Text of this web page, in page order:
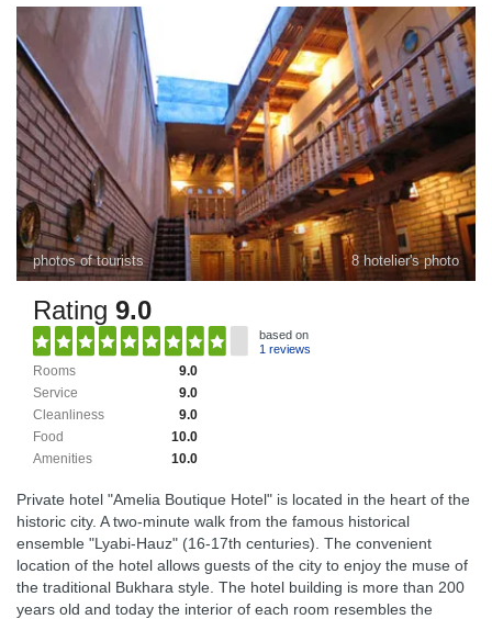
photos of tourists 8 hotelier's photo
Rating 9.0
based on
1 reviews
9.0
Rooms
9.0
Service
9.0
Cleanliness
10.0
Food
10.0
Amenities
Private hotel "Amelia Boutique Hotel" is located in the heart of the
historic city. A two-minute walk from the famous historical
ensemble "Lyabi-Hauz" (16-17th centuries). The convenient
location of the hotel allows guests of the city to enjoy the muse of
the traditional Bukhara style. The hotel building is more than 200
years old and today the interior of each room resembles the